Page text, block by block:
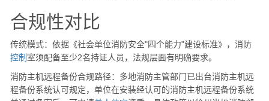
合规性对比
传统模式：依据《社会单位消防安全"四个能力"建设标准》，消防
控制 室须配备至少2名持证人员，法规层面有明确要求。
消防主机远程备份合规路径：多地消防主管部门已出台消防主机远
程备份系统认可规定，单位在安装经认可的消防主机远程备份系统